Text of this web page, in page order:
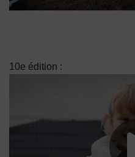
10e édition :